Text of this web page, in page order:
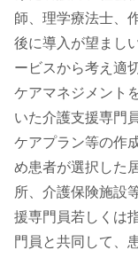
師、理学療法士、
後に導入が望まし
ービスから考え適
ケアマネジメント
いた介護支援専門
ケアプラン等の作
め患者が選択した
所、介護保険施設
援専門員若しくは
門員と共同して、